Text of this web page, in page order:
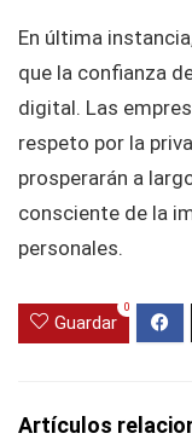
En última
que la confianza
digital. Las
respeto por la
prosperarán a
consciente de la
personales.
Guardar
0
Artículos